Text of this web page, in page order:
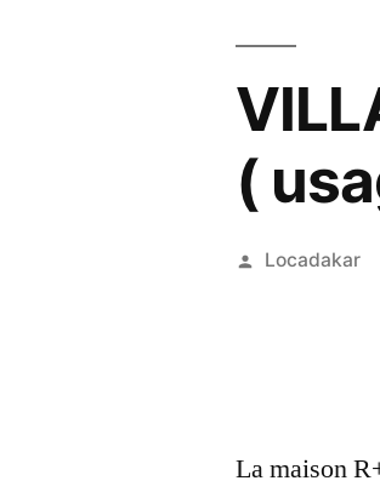
(
Publié
Locadakar
La maison